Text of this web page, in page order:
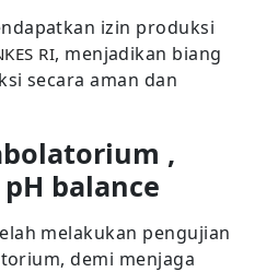
izin produksi
RI, menjadikan biang
secara aman dan
,
balance
melakukan pengujian
demi menjaga